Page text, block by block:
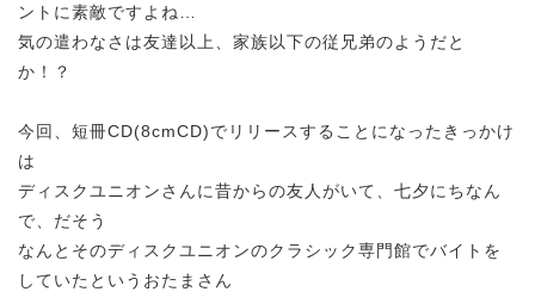
ントに素敵ですよね…
気の遣わなさは友達以上、家族以下の従兄弟のようだと
か！？
今回、 短冊CD(8cmCD)でリリースすることになったきっかけ
は
ディスクユニオンさんに昔からの友人がいて、七夕にちなん
で、だそう
なんとそのディスクユニオンのクラシック専門館でバイトを
していたというおたまさん